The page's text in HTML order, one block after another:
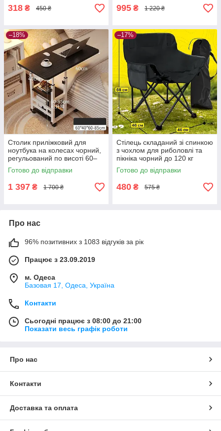
318 ₴ 450 ₴ 995 ₴ 1 220 ₴
–18%
Столик приліжковий для
ноутбука на колесах чорний,
регульований по висоті 60–
85 см, 60×40 см
Готово до відправки
1 397 ₴ 1 700 ₴
–17%
Стілець складаний зі спинкою
з чохлом для риболовлі та
пікніка чорний до 120 кг
Готово до відправки
480 ₴ 575 ₴
Про нас
96% позитивних з 1083 відгуків за рік
Працює з 23.09.2019
м. Одеса
Базовая 17, Одеса, Україна
Контакти
Сьогодні працює з 08:00 до 21:00
Показати весь графік роботи
Про нас
Контакти
Доставка та оплата